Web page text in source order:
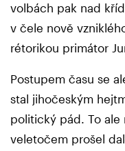
volbách pak nad
v čele nově
rétorikou primátor
Postupem času se
stal jihočeským
politický pád. To
veletočem prošel